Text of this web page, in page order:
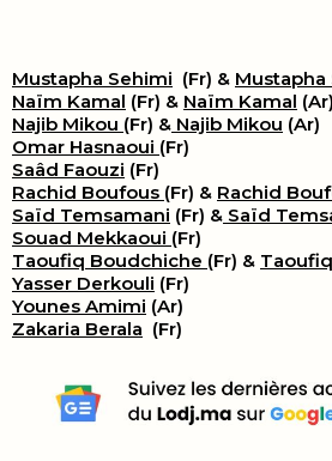
Mustapha Sehimi (Fr) & Mustapha
Naïm Kamal (Fr) & Naïm Kamal (Ar)
Najib Mikou (Fr) & Najib Mikou (Ar)
Omar Hasnaoui (Fr)
Saâd Faouzi (Fr)
Rachid Boufous (Fr) & Rachid
Saïd Temsamani (Fr) & Saïd
Souad Mekkaoui (Fr)
Taoufiq Boudchiche (Fr) &
Yasser Derkouli (Fr)
Younes Amimi (Ar)
Zakaria Berala (Fr)